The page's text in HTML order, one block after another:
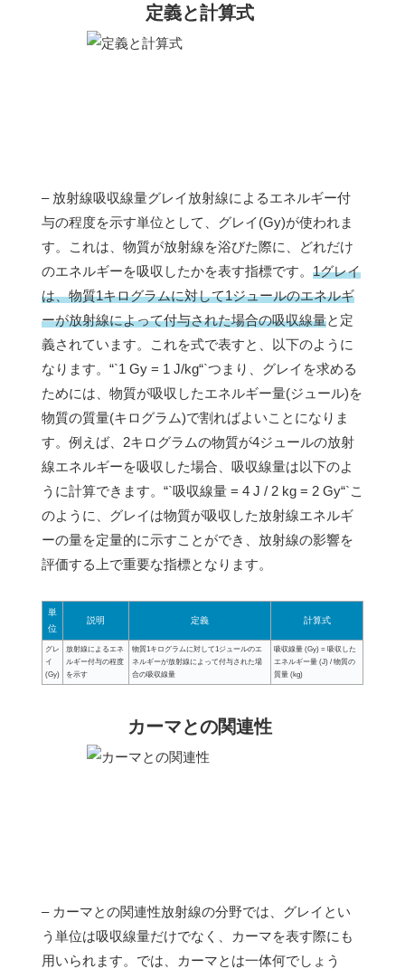
定義と計算式
– 放射線吸収線量グレイ放射線によるエネルギー付
与の程度を示す単位として、グレイ(Gy)が使われま
す。これは、物質が放射線を浴びた際に、どれだけ
のエネルギーを吸収したかを表す指標です。 1グレイ
は、物質1キログラムに対して1ジュールのエネルギ
ーが放射線によって付与された場合の吸収線量と定
義されています。これを式で表すと、以下のように
なります。“`1 Gy = 1 J/kg“`つまり、グレイを求める
ためには、物質が吸収したエネルギー量(ジュール)を
物質の質量(キログラム)で割ればよいことになりま
す。例えば、2キログラムの物質が4ジュールの放射
線エネルギーを吸収した場合、吸収線量は以下のよ
うに計算できます。“`吸収線量 = 4 J / 2 kg = 2 Gy“`こ
のように、グレイは物質が吸収した放射線エネルギ
ーの量を定量的に示すことができ、放射線の影響を
評価する上で重要な指標となります。
単
位
説明 定義 計算式
グレ
イ
(Gy)
放射線によるエネ
ルギー付与の程度
を示す
物質1キログラムに対して1ジュールのエ
ネルギーが放射線によって付与された場
合の吸収線量
吸収線量 (Gy) = 吸収した
エネルギー量 (J) / 物質の
質量 (kg)
カーマとの関連性
– カーマとの関連性放射線の分野では、グレイとい
う単位は吸収線量だけでなく、カーマを表す際にも
用いられます。では、カーマとは一体何でしょう